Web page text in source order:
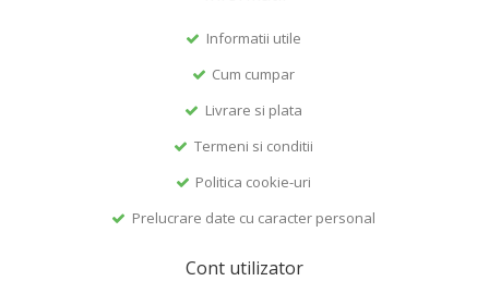
Informatii utile
Cum cumpar
Livrare si plata
Termeni si conditii
Politica cookie-uri
Prelucrare date cu caracter personal
Cont utilizator